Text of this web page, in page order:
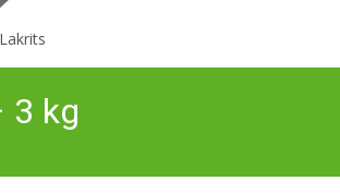
Lakrits
3 kg